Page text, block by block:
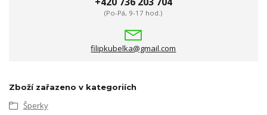
(Po-Pá, 9-17 hod.)
filipkubelka@gmail.com
Zboží zařazeno v kategoriích
Šperky